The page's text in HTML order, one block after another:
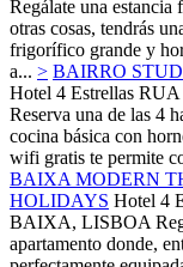
Regálate una estancia
otras cosas, tendrás
frigorífico grande y
a... > BAIRRO
Hotel 4 Estrellas RUA
Reserva una de las 4
cocina básica con
wifi gratis te permite
BAIXA MODERN
HOLIDAYS Hotel 4
BAIXA, LISBOA
apartamento donde,